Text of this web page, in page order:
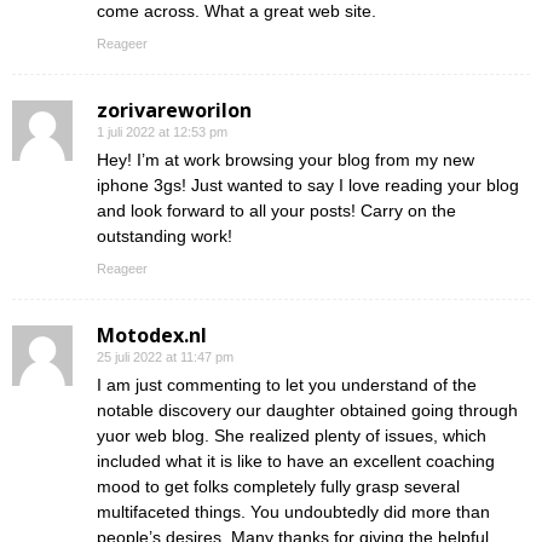
come across. What a great web site.
Reageer
zorivareworilon
1 juli 2022 at 12:53 pm
Hey! I’m at work browsing your blog from my new
iphone 3gs! Just wanted to say I love reading your blog
and look forward to all your posts! Carry on the
outstanding work!
Reageer
Motodex.nl
25 juli 2022 at 11:47 pm
I am just commenting to let you understand of the
notable discovery our daughter obtained going through
yuor web blog. She realized plenty of issues, which
included what it is like to have an excellent coaching
mood to get folks completely fully grasp several
multifaceted things. You undoubtedly did more than
people’s desires. Many thanks for giving the helpful,